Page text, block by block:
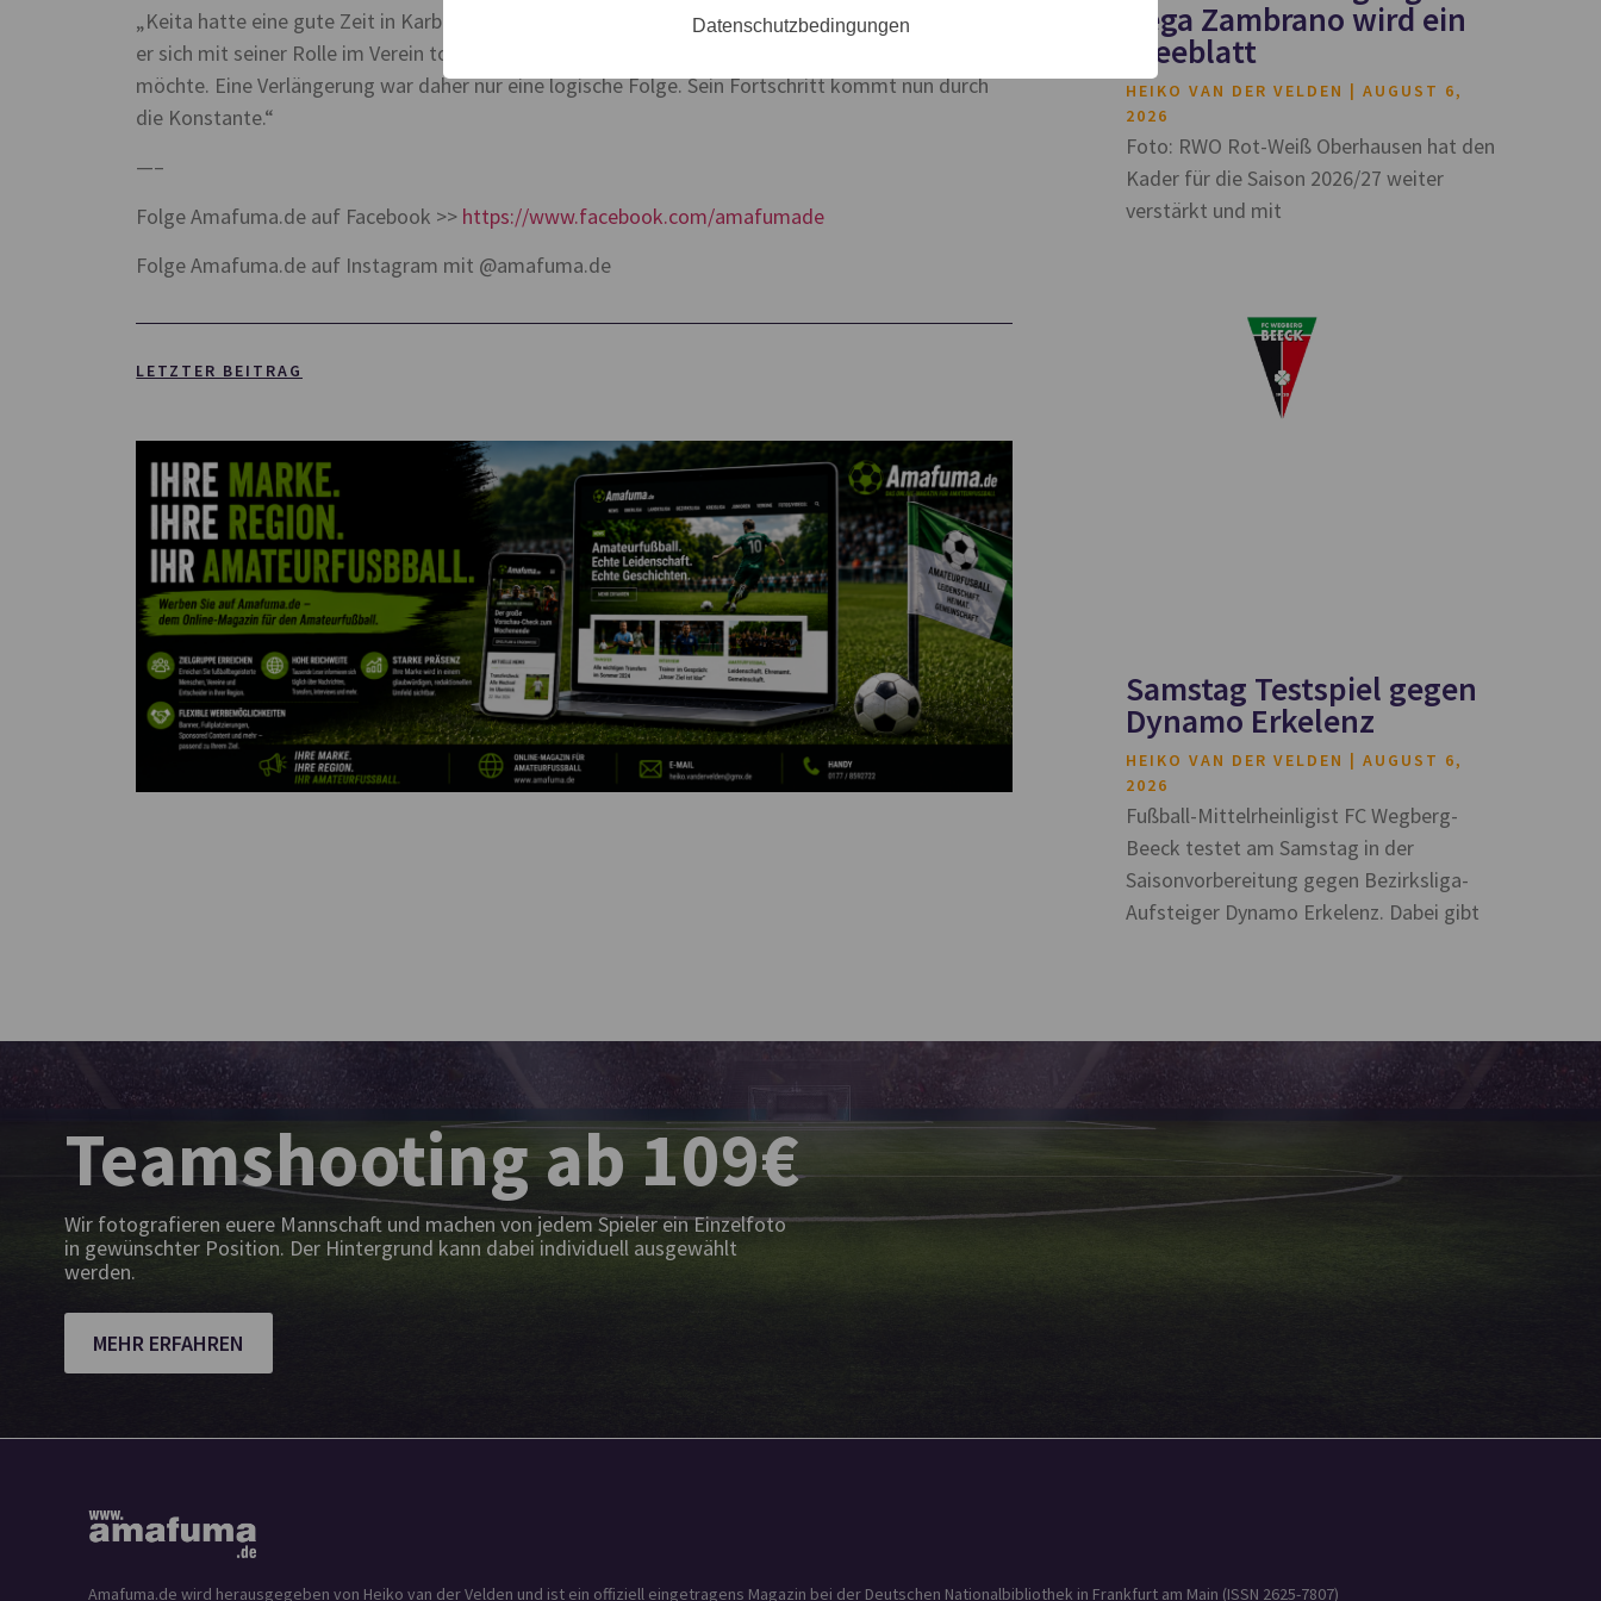
„Keita hatte eine gute Zeit in Karbach und stets das Vertrauen. Das hat bei ihm dazu geführt, dass
er sich mit seiner Rolle im Verein total identifizieren konnte und das nicht mehr vermissen
möchte. Eine Verlängerung war daher nur eine logische Folge. Sein Fortschritt kommt nun durch
die Konstante.“
—–
Folge Amafuma.de auf Facebook >> https://www.facebook.com/amafumade
Folge Amafuma.de auf Instagram mit @amafuma.de
LETZTER BEITRAG
Vega Zambrano wird ein
Kleeblatt
HEIKO VAN DER VELDEN
AUGUST 6,
2026
Foto: RWO Rot-Weiß Oberhausen hat den
Kader für die Saison 2026/27 weiter
verstärkt und mit
Samstag Testspiel gegen
Dynamo Erkelenz
HEIKO VAN DER VELDEN
AUGUST 6,
2026
Fußball-Mittelrheinligist FC Wegberg-
Beeck testet am Samstag in der
Saisonvorbereitung gegen Bezirksliga-
Aufsteiger Dynamo Erkelenz. Dabei gibt
Teamshooting ab 109€
Wir fotografieren euere Mannschaft und machen von jedem Spieler ein Einzelfoto
in gewünschter Position. Der Hintergrund kann dabei individuell ausgewählt
werden.
MEHR ERFAHREN
Amafuma.de wird herausgegeben von Heiko van der Velden und ist ein offiziell eingetragens Magazin bei der Deutschen Nationalbibliothek in Frankfurt am Main (ISSN 2625-7807)
Datenschutzbedingungen